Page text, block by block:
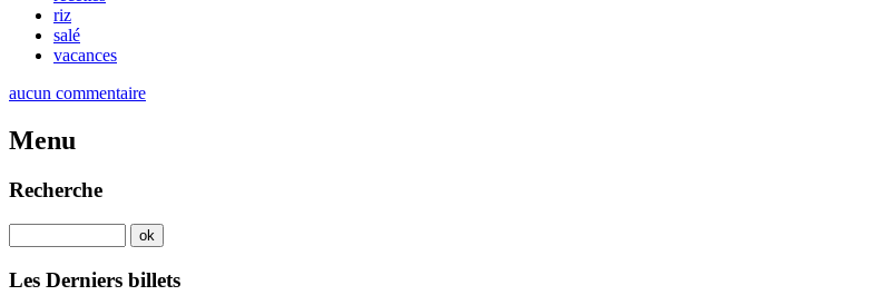
riz
salé
vacances
aucun commentaire
Menu
Recherche
Les Derniers billets